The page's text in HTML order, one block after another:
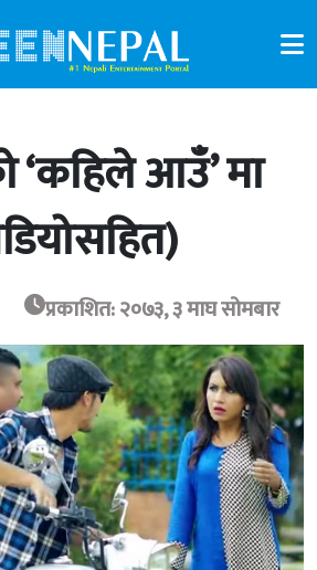
‘कहिले आउँ’ मा
प्रकाशित: २०७३, ३ माघ सोमबार